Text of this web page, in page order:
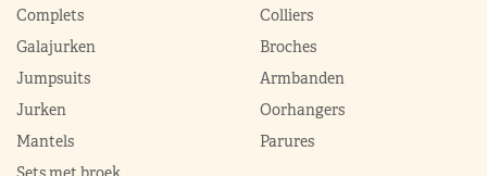
Complets
Galajurken
Jumpsuits
Jurken
Mantels
Colliers
Broches
Armbanden
Oorhangers
Parures